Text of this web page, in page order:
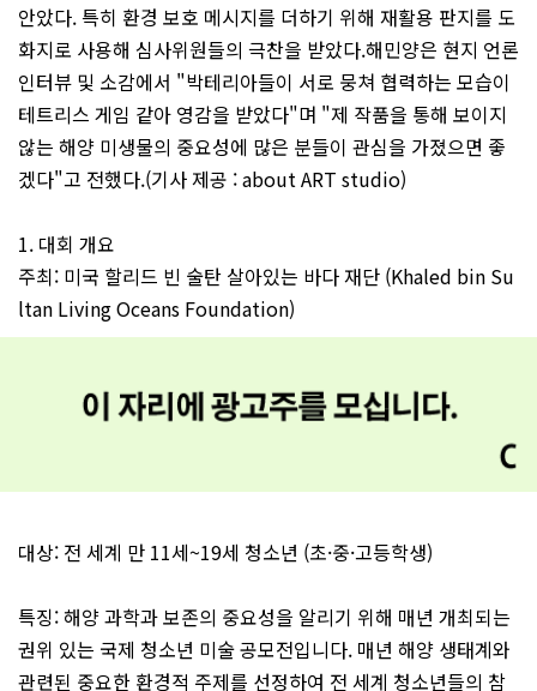
안았다. 특히 환경 보호 메시지를 더하기 위해 재활용 판지를 도
화지로 사용해 심사위원들의 극찬을 받았다.해민양은 현지 언론
인터뷰 및 소감에서 "박테리아들이 서로 뭉쳐 협력하는 모습이
테트리스 게임 같아 영감을 받았다"며 "제 작품을 통해 보이지
않는 해양 미생물의 중요성에 많은 분들이 관심을 가졌으면 좋
겠다"고 전했다.(기사 제공 : about ART studio)
1. 대회 개요
주최: 미국 할리드 빈 술탄 살아있는 바다 재단 (Khaled bin Su
ltan Living Oceans Foundation)
대상: 전 세계 만 11세~19세 청소년 (초·중·고등학생)
특징: 해양 과학과 보존의 중요성을 알리기 위해 매년 개최되는
권위 있는 국제 청소년 미술 공모전입니다. 매년 해양 생태계와
관련된 중요한 환경적 주제를 선정하여 전 세계 청소년들의 참